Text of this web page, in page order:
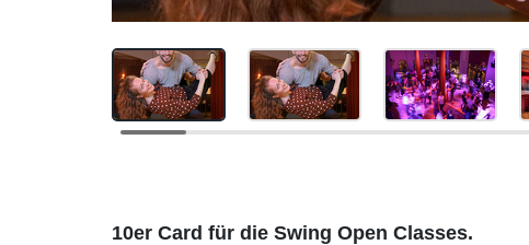
Beschreibung
10er Card für die Swing Open Classes.